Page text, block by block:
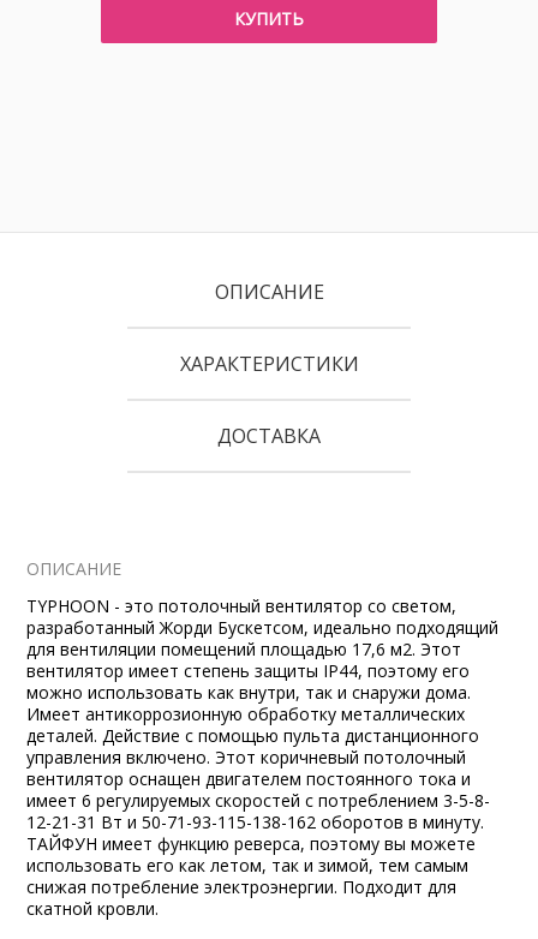
КУПИТЬ
ОПИСАНИЕ
ХАРАКТЕРИСТИКИ
ДОСТАВКА
ОПИСАНИЕ
TYPHOON - это потолочный вентилятор со светом,
разработанный Жорди Бускетсом, идеально подходящий
для вентиляции помещений площадью 17,6 м2. Этот
вентилятор имеет степень защиты IP44, поэтому его
можно использовать как внутри, так и снаружи дома.
Имеет антикоррозионную обработку металлических
деталей. Действие с помощью пульта дистанционного
управления включено. Этот коричневый потолочный
вентилятор оснащен двигателем постоянного тока и
имеет 6 регулируемых скоростей с потреблением 3-5-8-
12-21-31 Вт и 50-71-93-115-138-162 оборотов в минуту.
ТАЙФУН имеет функцию реверса, поэтому вы можете
использовать его как летом, так и зимой, тем самым
снижая потребление электроэнергии. Подходит для
скатной кровли.